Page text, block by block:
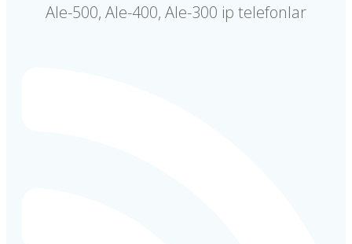
Ale-500, Ale-400, Ale-300 ip telefonlar